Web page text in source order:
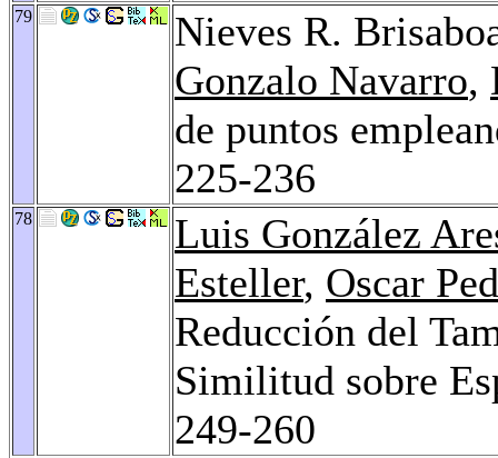
79
Nieves R.
Gonzalo Navarro,
de puntos
225-236
78
Luis González
Esteller, Oscar
Reducción del
Similitud sobre
249-260